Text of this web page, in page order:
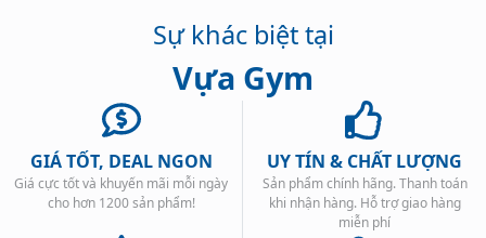
Sự khác biệt tại
Vựa Gym
GIÁ TỐT, DEAL NGON
Giá cực tốt và khuyến mãi mỗi ngày
cho hơn 1200 sản phẩm!
UY TÍN & CHẤT LƯỢNG
Sản phẩm chính hãng. Thanh toán
khi nhận hàng. Hỗ trợ giao hàng
miễn phí